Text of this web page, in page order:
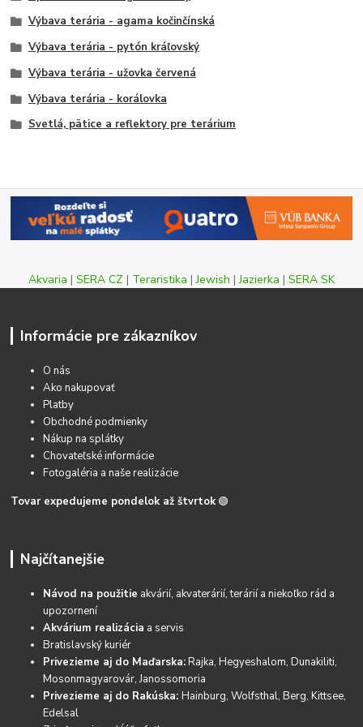
Výbava terária - agama kočinčínská
Výbava terária - pytón kráľovský
Výbava terária - užovka červená
Výbava terária - korálovka
Svetlá, pätice a reflektory pre terárium
Akvaria | SERA CZ | Teraristika |Jewish |Jazierka | SERA SK
Informácie pre zákazníkov
O nás
Ako nakupovať
Platby
Obchodné podmienky
Nákup na splátky
Chovateľské informácie
Fotogaléria a naše realizácie
Tovar expedujeme pondelok až štvrtok 🟢
Najčítanejšie
Návod na použitie akvárií, akvaterárií, terárií a niekoľko rád a
upozornení
Akvárium realizácia a servis
Bratislavský kuriér
Privezieme aj do Maďarska:Rajka, Hegyeshalom, Dunakiliti,
Mosonmagyarovár, Janossomoria
Privezieme aj do Rakúska:Hainburg, Wolfsthal, Berg, Kittsee,
Edelsal